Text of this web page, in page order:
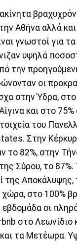
Αθήνα αλλά
γνωστοί για
υψηλά
την
οι
στην Ύδρα, στο
και στο 75%
του
Στην
το 82%, στην
Σύρου, το 87%.
της Αποκάλυψης,
στο 100%
εβδομάδα οι
στο Λεωνίδιo
τα Μετέωρα.